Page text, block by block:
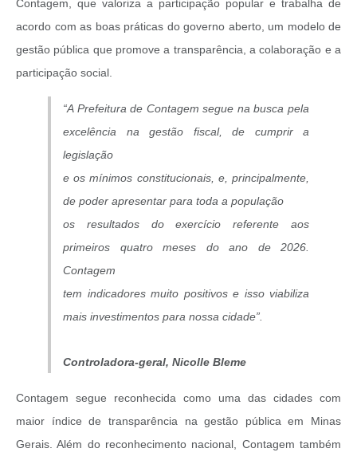
Contagem, que valoriza a participação popular e trabalha de
acordo com as boas práticas do governo aberto, um modelo de
gestão pública que promove a transparência, a colaboração e a
participação social.
“A Prefeitura de Contagem segue na busca pela
excelência na gestão fiscal, de cumprir a
legislação
e os mínimos constitucionais, e, principalmente,
de poder apresentar para toda a população
os resultados do exercício referente aos
primeiros quatro meses do ano de 2026.
Contagem
tem indicadores muito positivos e isso viabiliza
mais investimentos para nossa cidade”.
Controladora-geral, Nicolle Bleme
Contagem segue reconhecida como uma das cidades com
maior índice de transparência na gestão pública em Minas
Gerais. Além do reconhecimento nacional, Contagem também